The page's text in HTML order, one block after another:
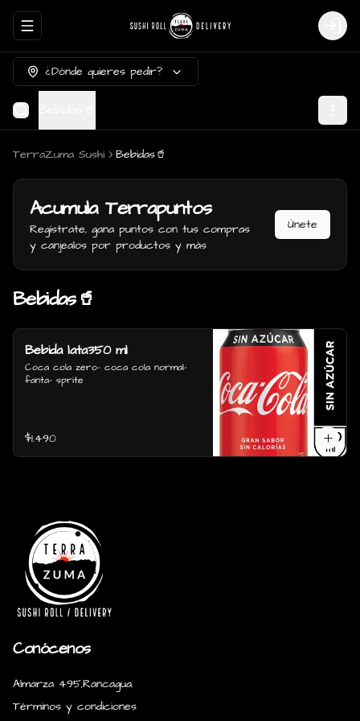
Abrir menu de navegación Login
¿Dónde quieres pedir?
TerraZuma Sushi Bebidas🥤
AcumulaTerrapuntos
Regístrate, gana puntos con tus compras
y canjealos por productos y más
Únete
Bebidas🥤
Bebida lata350 ml
Coca cola zero- coca cola normal-
fanta- sprite
$1.490
Conócenos
Almarza 495,Rancagua.
Términos y condiciones